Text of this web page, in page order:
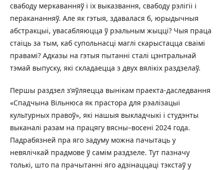
свабоду меркаванняў і іх выказвання, свабоду рэлігіі і
перакананняў. Але як гэтыя, здавалася б, юрыдычныя
абстракцыі, увасабляюцца ў рэальным жыцці? Чыя праца
стаіць за тым, каб супольнасці маглі скарыстацца сваімі
правамі? Адказы на гэтыя пытанні сталі цэнтральнай
тэмай выпуску, які складаецца з двух вялікіх раздзелаў.
Першы раздзел з’яўляецца вынікам праекта-даследвання
«Спадчына Вільнюса як прастора для рэалізацыі
культурных правоў», які нашыя выкладчыкі і студэнты
выканалі разам на працягу вясны–восені 2024 года.
Падрабязней пра яго задуму можна пачытаць у
невялічкай прадмове ў самім раздзеле. Тут пазначу
толькі, што па прачытанні яго адзінаццаці тэкстаў у